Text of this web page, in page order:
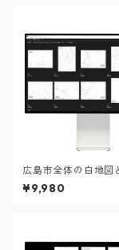
広島市全体の白地図
セット：町名も記載
ータ（PDF・Aiファ
¥9,980